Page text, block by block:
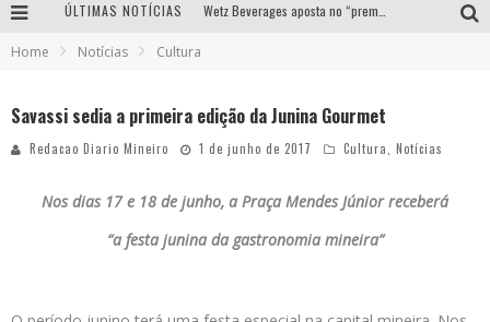
ÚLTIMAS NOTÍCIAS
Home Notícias Cultura
Savassi sedia a primeira edição da Junina Gourmet
Redacao Diario Mineiro 1 de junho de 2017 Cultura Notícias
Nos dias 17 e 18 de junho, a Praça Mendes Júnior receberá
“a festa junina da gastronomia mineira”